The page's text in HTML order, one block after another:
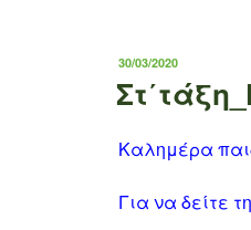
ΔΗΜΟΣΙΕΎΤΗΚΕ
30/03/2020
Καλημέρα
Για να δείτε